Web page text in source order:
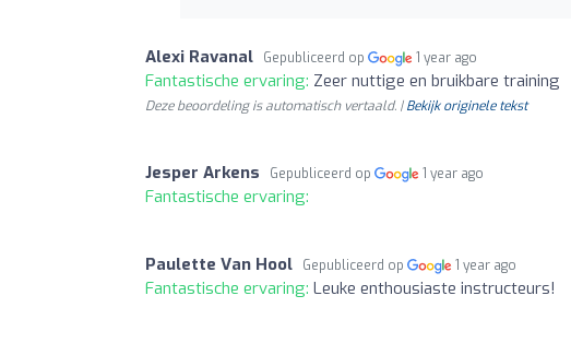
Alexi Ravanal Gepubliceerd op 1 year ago
Fantastische ervaring: Zeer nuttige en bruikbare training
Deze beoordeling is automatisch vertaald. |Bekijk originele tekst
Jesper Arkens Gepubliceerd op 1 year ago
Fantastische ervaring:
Paulette Van Hool Gepubliceerd op 1 year ago
Fantastische ervaring: Leuke enthousiaste instructeurs!